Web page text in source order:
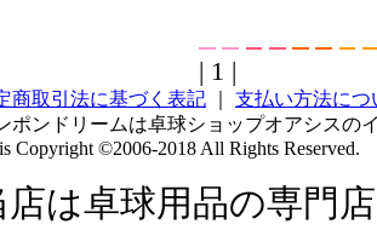
| 1 |
商取引法に基づく表記
支払い方法につ
ポンドリームは卓球ショップオアシスの
Copyright ©2006-2018 All Rights Reserved.
店は卓球用品の専門